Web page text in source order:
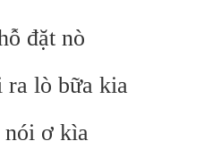
đặt nò
ra lò bữa kia
nói ơ kìa